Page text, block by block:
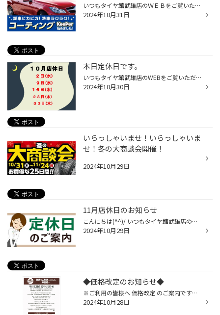
いつもタイヤ館武雄店のＷＥＢをご覧いただきありがとうございます。 タイヤ館武雄店では・・・ お車のボディーコーティングを始めることになりました(^^) 大事な、お車のボディーに汚れをつきにくく 洗車の手間も省けたり、 綺麗な状態を維持できるようになります。 施工に関しては、ボディーコー...
2024年10月31日
本日定休日です。
いつもタイヤ館武雄店のWEBをご覧いただき ありがとうございます。 １０月店休日のお知らせです。 ２日(水)・９日(水)・１６日(水)・２３日(水)・３０日(水) となっております。
2024年10月30日
いらっしゃいませ！いらっしゃいま
せ！冬の大商談会開催！
2024年10月29日
11月店休日のお知らせ
こんにちは(^^)/ いつもタイヤ館武雄店のWEBをご覧いただき ありがとうございます。 誠に恐れ入りますが 11/6(水) 11/13(水) 11/20(水) 11/27(水) 以上を店休日とさせていただきますm(_ _)m
2024年10月29日
◆価格改定のお知らせ◆
※ご利用の皆様へ 価格改定 のご案内です。 昨今の人件費・物流価格の高騰を受け、 弊社でも徹底したコスト削減に努めてまいりましたが、 その努力も限界に達し、 この度、取付工賃価格の改定に至りました。 つきましては、 2024年12月1日より、 下記内容にて工賃価格改定とさせていただきます。 ◎メ...
2024年10月28日